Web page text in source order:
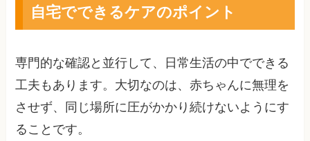
自宅でできるケアのポイント
専門的な確認と並行して、日常生活の中でできる
工夫もあります。大切なのは、赤ちゃんに無理を
させず、同じ場所に圧がかかり続けないようにす
ることです。